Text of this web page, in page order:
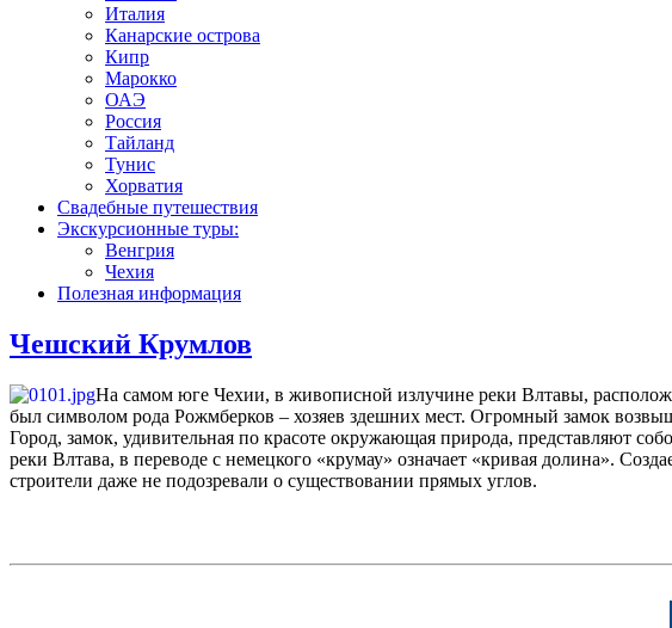
Италия
Канарские острова
Кипр
Марокко
ОАЭ
Россия
Тайланд
Тунис
Хорватия
Свадебные путешествия
Экскурсионные туры:
Венгрия
Чехия
Полезная информация
Чешский Крумлов
На самом юге Чехии, в живописной излучине реки Влтавы,
был символом рода Рожмберков – хозяев здешних мест. Огромный замок
Город, замок, удивительная по красоте окружающая природа, представляют
реки Влтава, в переводе с немецкого «крумау» означает «кривая долина».
строители даже не подозревали о существовании прямых углов.